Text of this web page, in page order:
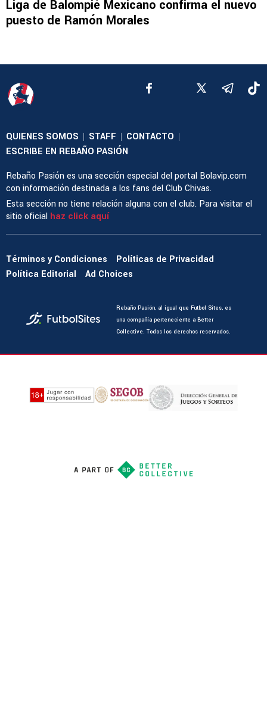
Liga de Balompié Mexicano confirma el nuevo
puesto de Ramón Morales
QUIENES SOMOS | STAFF | CONTACTO |
ESCRIBE EN REBAÑO PASIÓN
Rebaño Pasión es una sección especial del portal Bolavip.com
con información destinada a los fans del Club Chivas.
Esta sección no tiene relación alguna con el club. Para visitar el
sitio oficial haz click aquí
Términos y Condiciones
Políticas de Privacidad
Política Editorial
Ad Choices
Rebaño Pasión, al igual que Futbol Sites, es
una compañía perteneciente a Better
Collective. Todos los derechos reservados.